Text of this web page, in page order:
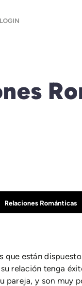
LOGIN
Relaciones Románticas
que están
relación tenga
pareja, y son muy